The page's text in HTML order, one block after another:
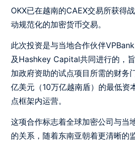
OKX已在越南的CAEX交易所获得
动规范化的加密货币交易。
此次投资是与当地合作伙伴
及Hashkey Capital共同进行的，
加政府资助的试点项目所需的财务
亿美元（10万亿越南盾）的最低资
点框架内运营。
这项合作标志着全球加密公司与当
的关系，随着东南亚朝着更清晰的